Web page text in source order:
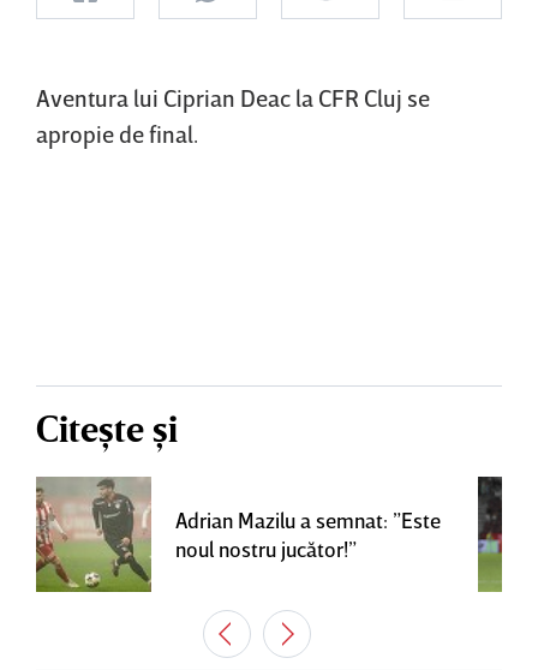
Aventura lui Ciprian Deac la CFR Cluj se
apropie de final.
Citește și
Adrian Mazilu a semnat: ”Este
noul nostru jucător!”